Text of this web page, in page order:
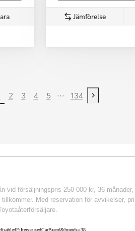
Jämförelse
page
2 3 4 5 ... 134
Next page
försäljningspris 250 000 kr, 36
Med reservation för avvikelser,